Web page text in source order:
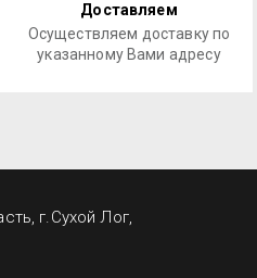
Доставляем
Осуществляем доставку по
указанному Вами адресу
г.Сухой Лог,